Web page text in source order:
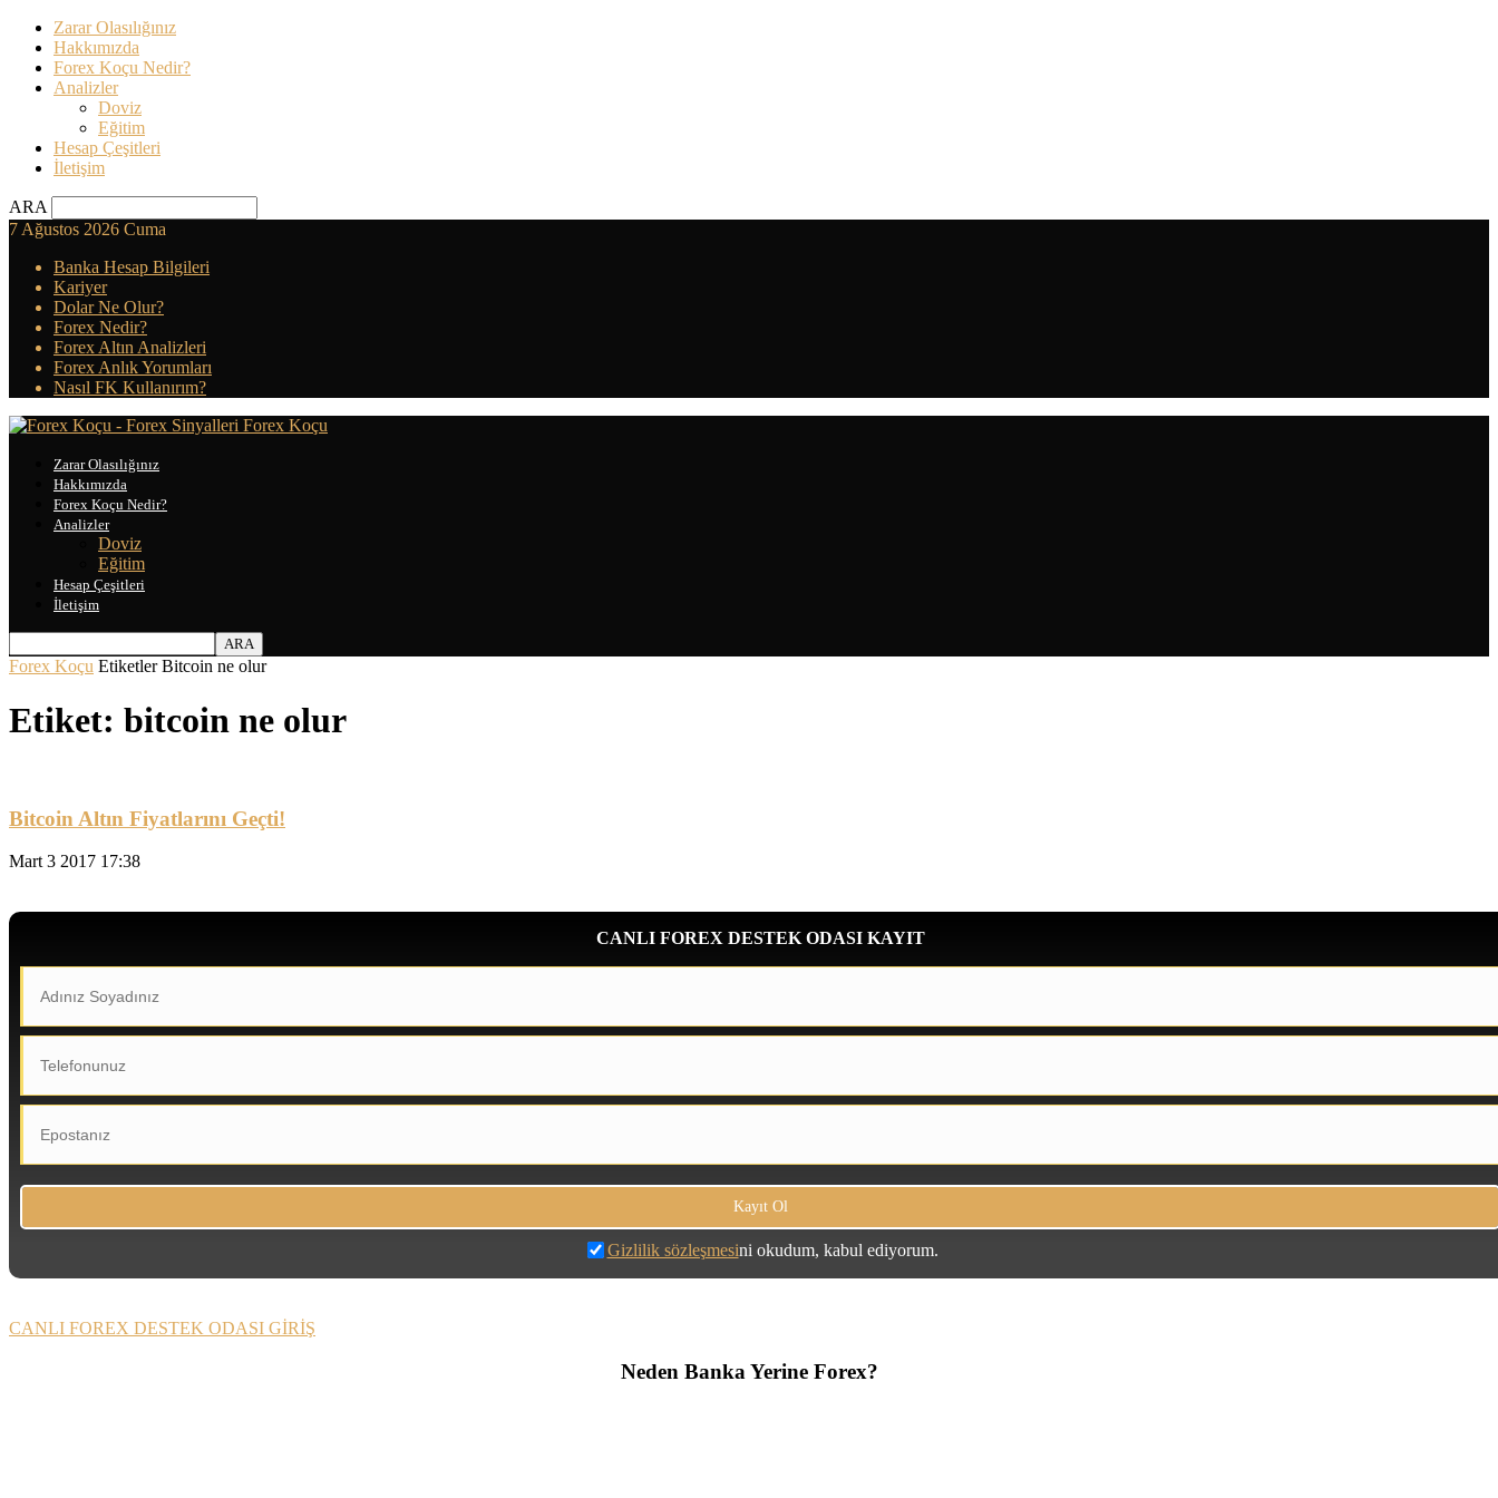
Zarar Olasılığınız
Hakkımızda
Forex Koçu Nedir?
Analizler
Doviz
Eğitim
Hesap Çeşitleri
İletişim
ARA
7 Ağustos 2026 Cuma
Banka Hesap Bilgileri
Kariyer
Dolar Ne Olur?
Forex Nedir?
Forex Altın Analizleri
Forex Anlık Yorumları
Nasıl FK Kullanırım?
Forex Koçu
Zarar Olasılığınız
Hakkımızda
Forex Koçu Nedir?
Analizler
Doviz
Eğitim
Hesap Çeşitleri
İletişim
Forex Koçu Etiketler Bitcoin ne olur
Etiket: bitcoin ne olur
Bitcoin Altın Fiyatlarını Geçti!
Mart 3 2017 17:38
CANLI FOREX DESTEK ODASI KAYIT
Gizlilik sözleşmesini okudum, kabul ediyorum.
CANLI FOREX DESTEK ODASI GİRİŞ
Neden Banka Yerine Forex?